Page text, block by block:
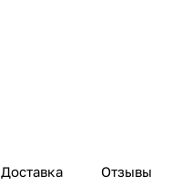
Доставка Отзывы